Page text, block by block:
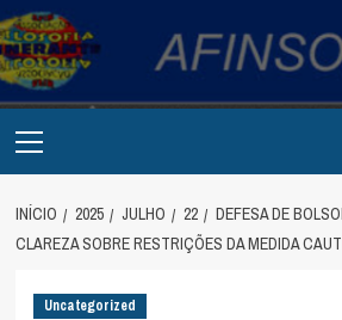
Avançar
para
o
conteúdo
Menu
INÍCIO 2025 JULHO 22
DEFESA DE
CLAREZA SOBRE RESTRIÇÕES DA MEDIDA
Uncategorized